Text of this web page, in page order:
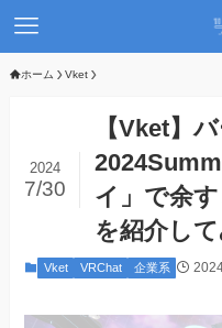
ホーム Vket
【Vket】
イ」で余
を紹介し
2024
7/30
Vket VRChat 企業系